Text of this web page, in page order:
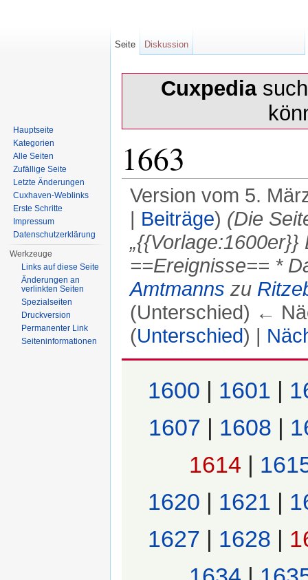
Cuxpedia
1663
Version vom 5.
| Beiträge) (Die
==Ereignisse== *
Amtmanns zu
(Unterschied) ←
(Unterschied) |
1600 | 1601 |
1607 | 1608 |
1614 |
1620 | 1621 |
1627 | 1628 |
Seite Diskussion
Hauptseite
Kategorien
Alle Seiten
Zufällige Seite
Letzte Änderungen
Cuxhaven-Weblinks
Erste Schritte
Impressum
Datenschutzerklärung
Werkzeuge
Links auf diese Seite
Änderungen an
verlinkten Seiten
Spezialseiten
Druckversion
Permanenter Link
Seiten­informationen